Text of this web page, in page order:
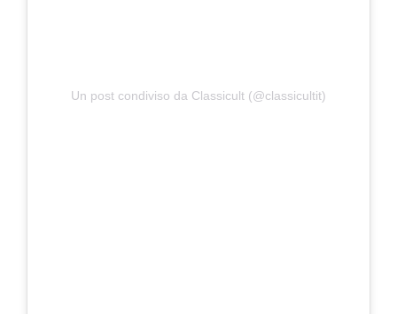
Un post condiviso da Classicult (@classicultit)